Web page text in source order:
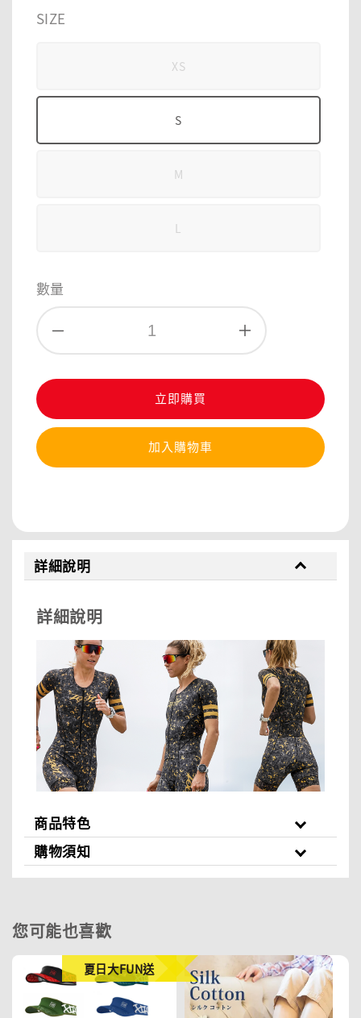
SIZE
XS
S
M
L
數量
立即購買
加入購物車
詳細說明
詳細說明
商品特色
購物須知
您可能也喜歡
夏日大FUN送